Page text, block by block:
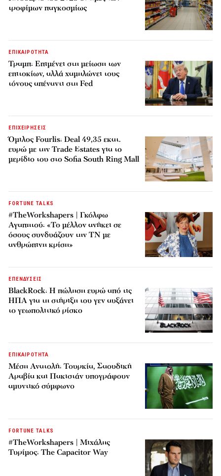
τροφίμων παγκοσμίως
ΕΠΙΚΑΙΡΟΤΗΤΑ
Τραμπ: Επιμένει στη μείωση των
επιτοκίων, αλλά χαμηλώνει τους
τόνους απέναντι στη Fed
ΕΠΙΧΕΙΡΗΣΕΙΣ
Όμιλος Fourlis: Deal 49,35 εκατ.
ευρώ με την Trade Estates για το
μερίδιο του στο Sofia South Ring Mall
FORTUNE TALKS
#TheWorkshapers | Γκόλφω
Αγαπητού: «Το μέλλον ανήκει σε
όσους συνδυάζουν την ΤΝ με
ανθρώπινη κρίση»
ΕΠΕΝΔΥΣΕΙΣ
BlackRock: Η πώληση ευρώ από τις
ΗΠΑ για τη στήριξη του γεν αυξάνει
το γεωπολιτικό ρίσκο
ΕΠΙΚΑΙΡΟΤΗΤΑ
Μέση Ανατολή: Τουρκία, Σαουδική
Αραβία και Πακιστάν υπογράφουν
αμυντικό σύμφωνο
FORTUNE TALKS
#TheWorkshapers | Μιχάλης
Τυρίμος: The Capacitor Way